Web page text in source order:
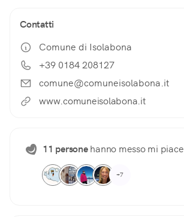
Contatti
Comune di Isolabona
+39 0184 208127
comune@comuneisolabona.it
www.comuneisolabona.it
11 personehanno messo mi piace
+7